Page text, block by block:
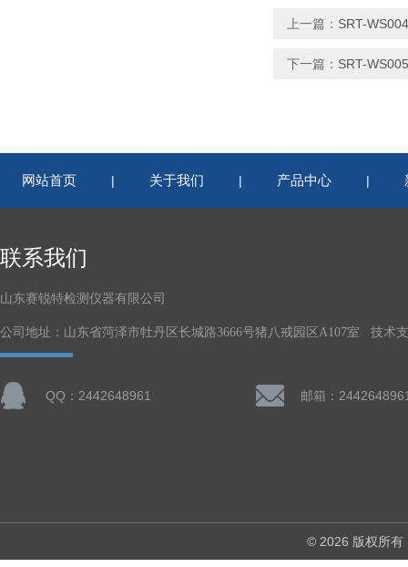
上一篇： SRT-
下一篇： SRT-
网站首页 | 关于我们 | 产品中心 |
联系我们
山东赛锐特检测仪器有限公司
公司地址：山东省菏泽市牡丹区长城路3666号猪八戒园区A107室 技术
QQ：2442648961 邮箱：
© 2026 版权所